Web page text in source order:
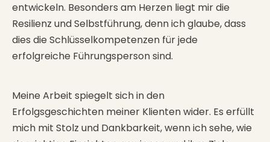
entwickeln. Besonders am Herzen liegt mir die
Resilienz und Selbstführung, denn ich glaube, dass
dies die Schlüsselkompetenzen für jede
erfolgreiche Führungsperson sind.
Meine Arbeit spiegelt sich in den
Erfolgsgeschichten meiner Klienten wider. Es erfüllt
mich mit Stolz und Dankbarkeit, wenn ich sehe, wie